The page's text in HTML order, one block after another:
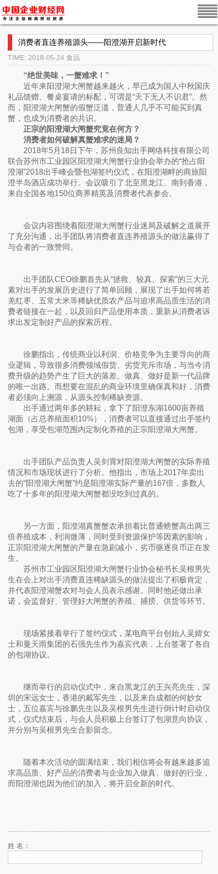
消费者直连养殖源头——阳澄湖开启新时代
TIME: 2018-05-24 食品
“绝世美味，一蟹难求！”
近年来阳澄湖大闸蟹越来越火，早已成为国人中秋国庆
礼品馈赠、餐桌宴请的标配，可谓是“天下无人不识君”。然
而，阳澄湖大闸蟹的假蟹泛滥，普通人几乎不可能买到真
蟹，也成为消费者的共识。
正宗的阳澄湖大闸蟹究竟在何方？
消费者如何破解真蟹难求的迷局？
2018年5月18日下午，苏州良知出手网络科技有限公司
联合苏州市工业园区阳澄湖大闸蟹行业协会举办的“抢占阳
澄湖”2018出手峰会暨包湖签约仪式，在阳澄湖畔的商旅阳
澄半岛酒店成功举行。会议吸引了北至黑龙江、南到香港，
来自全国各地150位商界精英及消费者代表参会。
会议内容围绕着阳澄湖大闸蟹行业迷局及破解之道展开
了充分沟通，出手团队将消费者直连养殖源头的做法赢得了
与会者的一致赞同。
出手团队CEO徐鹏首先从“拯救、较真、探索”的三大元
素对出手的发展历史进行了简单回顾，展现了出手如何将若
羌红枣、五常大米等稀缺优质农产品与追求高品质生活的消
费者链接在一起，以及回归产品使用本质，重新从消费者诉
求出发定制好产品的探索历程。
徐鹏指出，传统商业以利润、价格竞争为主要导向的商
业逻辑，导致很多消费领域假货、劣货充斥市场，与当今消
费升级的趋势产生了巨大的落差。做真、做好是新一代品牌
的唯一出路。而想要在混乱的商业环境里确保真和好，消费
者必须向上溯源，从源头控制稀缺资源。
出手通过两年多的耕耘，拿下了阳澄东湖1600亩养殖
湖面（占总养殖面积10%），消费者可以直接通过出手签约
包湖，享受包湖范围内定制化养殖的正宗阳澄湖大闸蟹。
出手团队产品负责人吴剑霄对阳澄湖大闸蟹的实际养殖
情况和市场现状进行了分析。他指出，市场上2017年卖出
去的“阳澄湖大闸蟹”约是阳澄湖实际产量的167倍，多数人
吃了十多年的阳澄湖大闸蟹都没吃到过真的。
另一方面，阳澄湖真蟹蟹农承担着比普通螃蟹高出两三
倍养殖成本，利润微薄，同时受到资源保护等因素的影响，
正宗阳澄湖大闸蟹的产量在急剧减小，劣币驱逐良币正在发
生。
苏州市工业园区阳澄湖大闸蟹行业协会秘书长吴根男先
生在会上对出手消费直连稀缺源头的做法提出了积极肯定，
并代表阳澄湖蟹农对与会人员表示感谢。同时他还做出承
诺，会监督好、管理好大闸蟹的养殖、捕捞、供货等环节。
现场紧接着举行了签约仪式，某电商平台创始人吴婧女
士和曼天雨集团的石强先生作为嘉宾代表，上台签署了各自
的包湖协议。
继而举行的启动仪式中，来自黑龙江的王兴亮先生，深
圳的宋远女士，香港的戴军先生，以及来自成都的何妙女
士，五位嘉宾与徐鹏先生以及吴根男先生进行倒计时启动仪
式，仪式结束后，与会人员积极上台签订了包湖意向协议，
并分别与吴根男先生合影留念。
随着本次活动的圆满结束，我们相信将会有越来越多追
求高品质、好产品的消费者与企业加入做真、做好的行业，
而阳澄湖也因为他们的加入，将开启全新的时代。
姓 名：